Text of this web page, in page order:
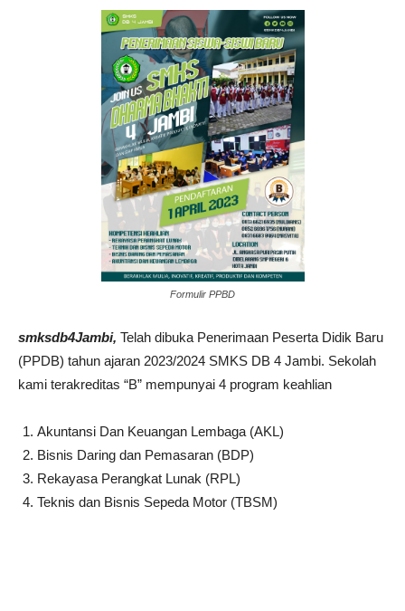
Formulir PPBD
smksdb4Jambi, Telah dibuka Penerimaan Peserta Didik Baru
(PPDB) tahun ajaran 2023/2024 SMKS DB 4 Jambi. Sekolah
kami terakreditas “B” mempunyai 4 program keahlian
Akuntansi Dan Keuangan Lembaga (AKL)
Bisnis Daring dan Pemasaran (BDP)
Rekayasa Perangkat Lunak (RPL)
Teknis dan Bisnis Sepeda Motor (TBSM)